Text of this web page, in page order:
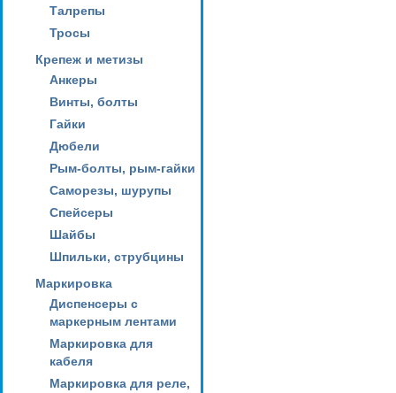
Талрепы
Тросы
Крепеж и метизы
Анкеры
Винты, болты
Гайки
Дюбели
Рым-болты, рым-гайки
Саморезы, шурупы
Спейсеры
Шайбы
Шпильки, струбцины
Маркировка
Диспенсеры с
маркерным лентами
Маркировка для
кабеля
Маркировка для реле,